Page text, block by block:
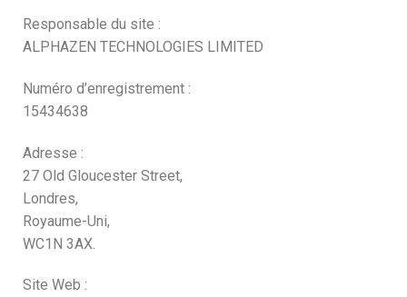
Responsable du site :
ALPHAZEN TECHNOLOGIES LIMITED
Numéro d’enregistrement :
15434638
Adresse :
27 Old Gloucester Street,
Londres,
Royaume-Uni,
WC1N 3AX.
Site Web :